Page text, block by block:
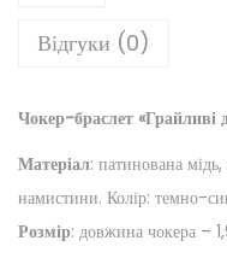
Відгуки (0)
Чокер-браслет «Грайливі
Матеріал: патинована
намистини. Колір: темно-
Розмір: довжина чокера –